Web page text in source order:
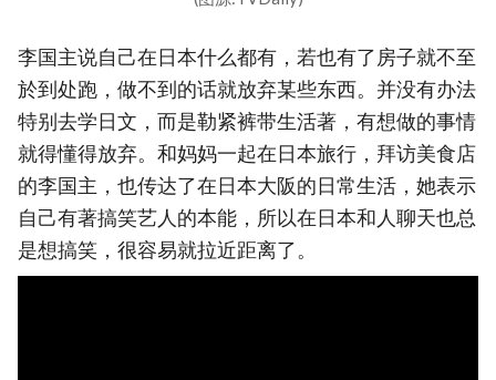
李国主说自己在日本什么都有，若也有了房子就不至
於到处跑，做不到的话就放弃某些东西。并没有办法
特别去学日文，而是勒紧裤带生活著，有想做的事情
就得懂得放弃。和妈妈一起在日本旅行，拜访美食店
的李国主，也传达了在日本大阪的日常生活，她表示
自己有著搞笑艺人的本能，所以在日本和人聊天也总
是想搞笑，很容易就拉近距离了。